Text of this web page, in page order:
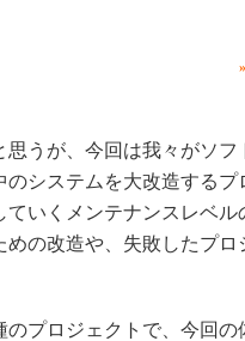
»
うが、今回は我々がソフ
システムを大改造するプ
ていくメンテナンスレベル
の改造や、失敗したプロ
プロジェクトで、今回の